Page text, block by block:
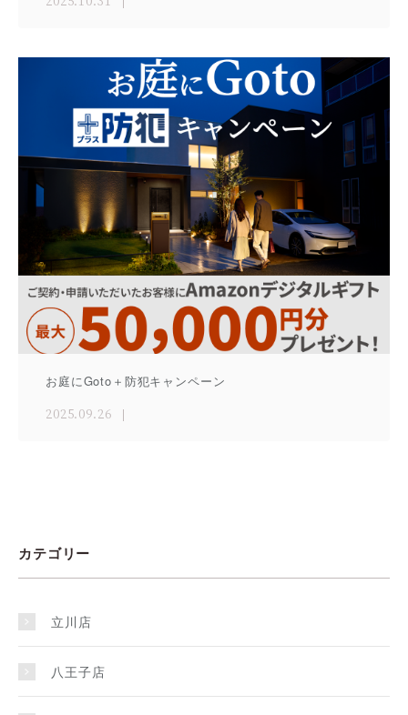
お庭にGoto＋防犯キャンペーン
2025.09.26
カテゴリー
立川店
八王子店